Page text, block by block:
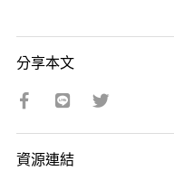
分享本文
資源連結